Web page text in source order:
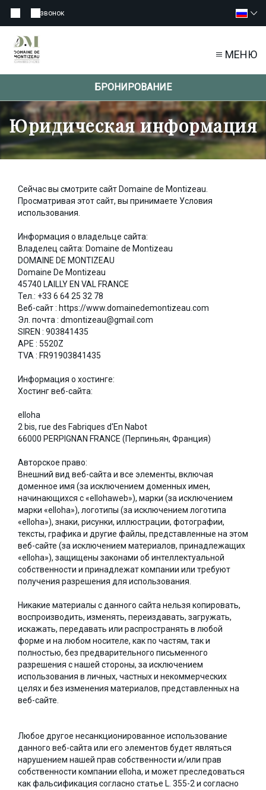
звонок
МЕНЮ
БРОНИРОВАНИЕ
Юридическая информация
Сейчас вы смотрите сайт Domaine de Montizeau.
Просматривая этот сайт, вы принимаете Условия
использования.
Информация о владельце сайта:
Владелец сайта: Domaine de Montizeau
DOMAINE DE MONTIZEAU
Domaine De Montizeau
45740 LAILLY EN VAL FRANCE
Тел.: +33 6 64 25 32 78
Веб-сайт : https://www.domainedemontizeau.com
Эл. почта : dmontizeau@gmail.com
SIREN : 903841435
APE : 5520Z
TVA : FR91903841435
Информация о хостинге:
Хостинг веб-сайта:
elloha
2 bis, rue des Fabriques d'En Nabot
66000 PERPIGNAN FRANCE (Перпиньян, Франция)
Авторское право:
Внешний вид веб-сайта и все элементы, включая
доменное имя (за исключением доменных имен,
начинающихся с «ellohaweb»), марки (за исключением
марки «elloha»), логотипы (за исключением логотипа
«elloha»), знаки, рисунки, иллюстрации, фотографии,
тексты, графика и другие файлы, представленные на этом
веб-сайте (за исключением материалов, принадлежащих
«elloha»), защищены законами об интеллектуальной
собственности и принадлежат компании или требуют
получения разрешения для использования.
Никакие материалы с данного сайта нельзя копировать,
воспроизводить, изменять, переиздавать, загружать,
искажать, передавать или распространять в любой
форме и на любом носителе, как по частям, так и
полностью, без предварительного письменного
разрешения с нашей стороны, за исключением
использования в личных, частных и некоммерческих
целях и без изменения материалов, представленных на
веб-сайте.
Любое другое несанкционированное использование
данного веб-сайта или его элементов будет являться
нарушением нашей прав собственности и/или прав
собственности компании elloha, и может преследоваться
как фальсификация согласно статье L. 355-2 и согласно